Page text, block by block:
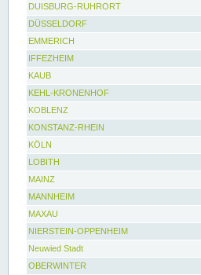
DUISBURG-RUHRORT
DÜSSELDORF
EMMERICH
IFFEZHEIM
KAUB
KEHL-KRONENHOF
KOBLENZ
KONSTANZ-RHEIN
KÖLN
LOBITH
MAINZ
MANNHEIM
MAXAU
NIERSTEIN-OPPENHEIM
Neuwied Stadt
OBERWINTER